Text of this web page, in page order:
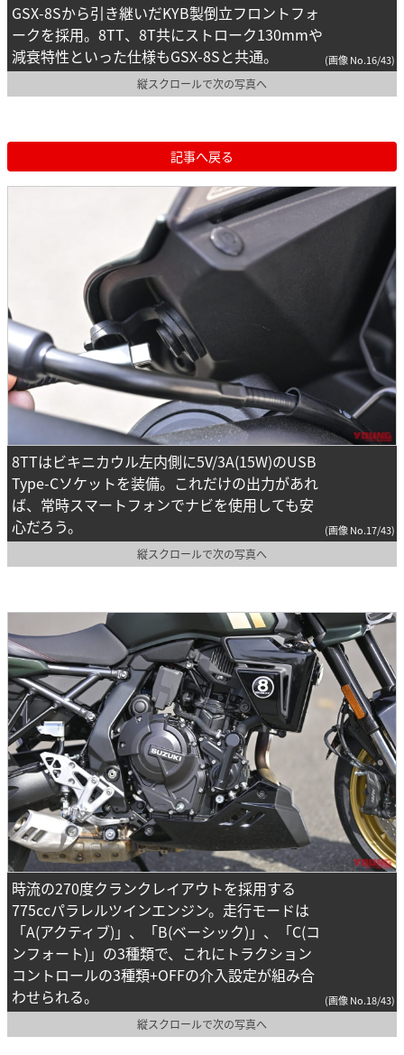
GSX-8Sから引き継いだKYB製倒立フロントフォ
ークを採用。8TT、8T共にストローク130mmや
減衰特性といった仕様もGSX-8Sと共通。
(画像 No.16/43)
縦スクロールで次の写真へ
記事へ戻る
8TTはビキニカウル左内側に5V/3A(15W)のUSB
Type-Cソケットを装備。これだけの出力があれ
ば、常時スマートフォンでナビを使用しても安
心だろう。
(画像 No.17/43)
縦スクロールで次の写真へ
時流の270度クランクレイアウトを採用する
775ccパラレルツインエンジン。走行モードは
「A(アクティブ)」、「B(ベーシック)」、「C(コ
ンフォート)」の3種類で、これにトラクション
コントロールの3種類+OFFの介入設定が組み合
わせられる。
(画像 No.18/43)
縦スクロールで次の写真へ